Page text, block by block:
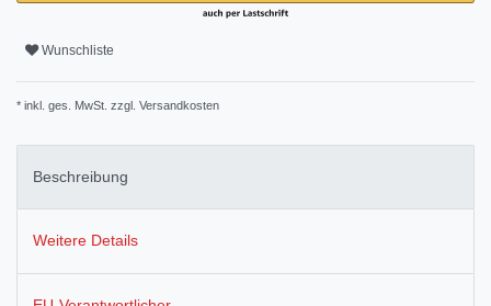
Wunschliste
* inkl. ges. MwSt. zzgl. Versandkosten
Beschreibung
Weitere Details